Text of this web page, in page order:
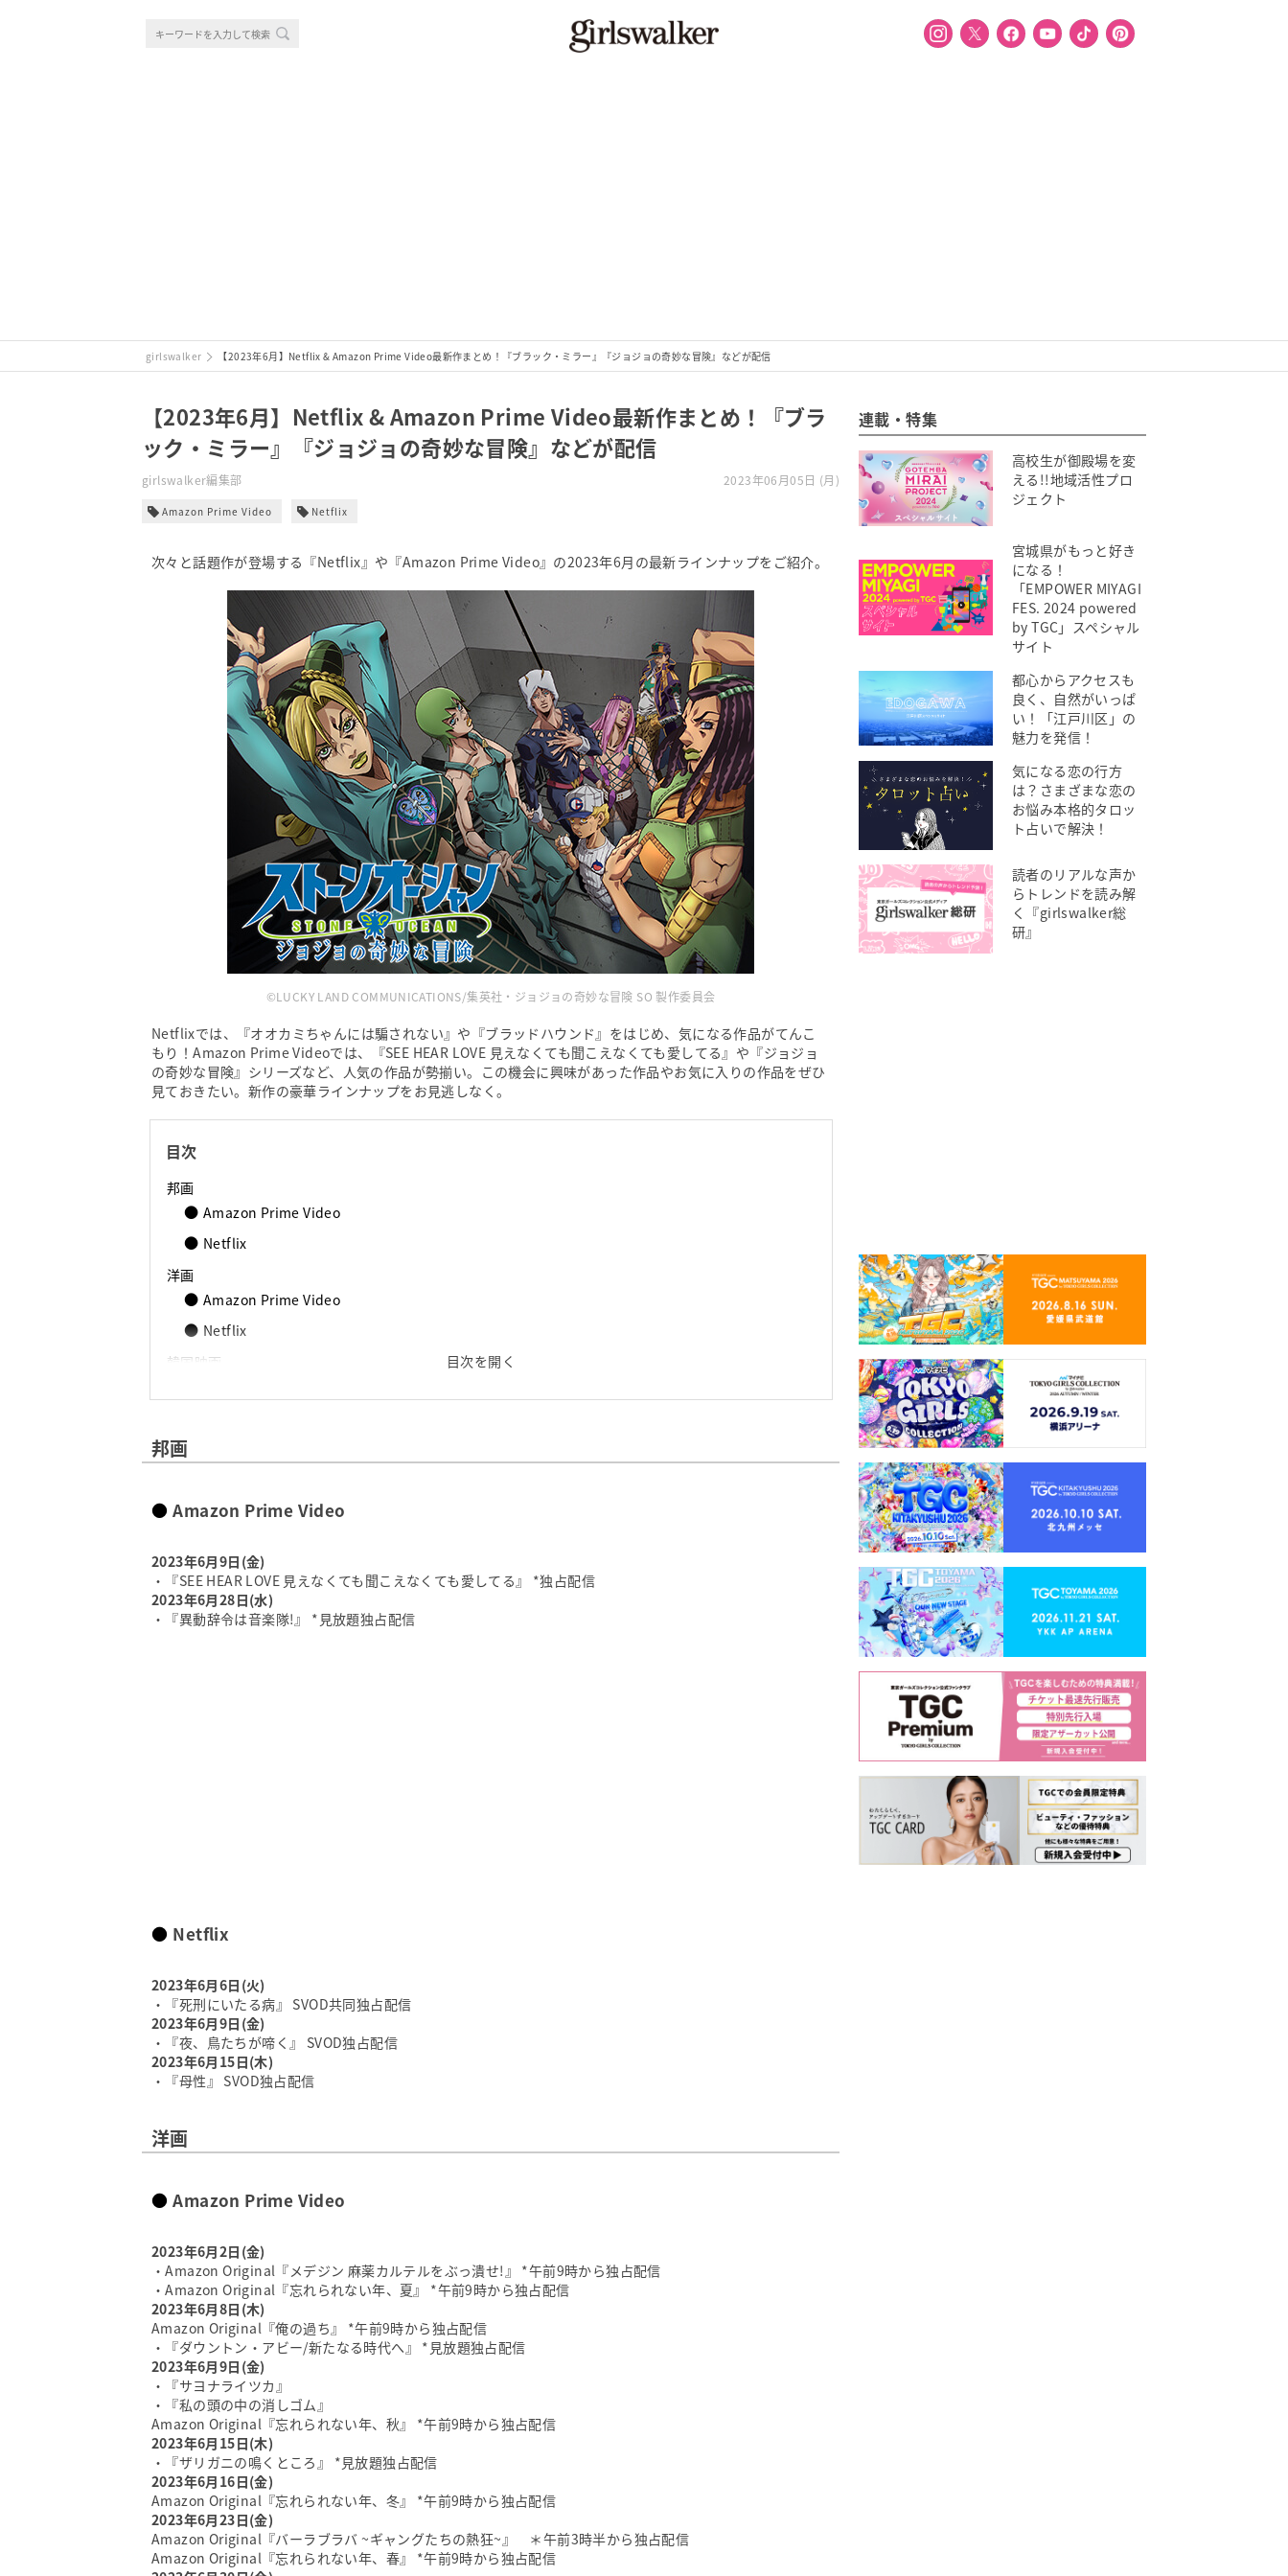
girlswalker 【2023年6月】Netflix & Amazon Prime Video最新作まとめ！『ブラック・ミラー』『ジョジョの奇妙な冒険』などが配信
【2023年6月】Netflix & Amazon Prime Video最新作まとめ！『ブラ
ック・ミラー』『ジョジョの奇妙な冒険』などが配信
girlswalker編集部 2023年06月05日 (月)
Amazon Prime Video Netflix
次々と話題作が登場する『Netflix』や『Amazon Prime Video』の2023年6月の最新ラインナップをご紹介。
©LUCKY LAND COMMUNICATIONS/集英社・ジョジョの奇妙な冒険 SO 製作委員会
Netflixでは、『オオカミちゃんには騙されない』や『ブラッドハウンド』をはじめ、気になる作品がてんこ
もり！Amazon Prime Videoでは、『SEE HEAR LOVE 見えなくても聞こえなくても愛してる』や『ジョジョ
の奇妙な冒険』シリーズなど、人気の作品が勢揃い。この機会に興味があった作品やお気に入りの作品をぜひ
見ておきたい。新作の豪華ラインナップをお見逃しなく。
目次
邦画
Amazon Prime Video
Netflix
洋画
Amazon Prime Video
Netflix
韓国映画
Amazon Prime Video
アニメ（日本）
Amazon Prime Video
Netflix
ドラマ（タイ）
バラエティー(日本)
Amazon Prime Video
Netflix
バラエティー(海外)
Amazon Prime Video
Amazon Prime Video
音楽(日本)
Amazon Prime Video
豪華ラインナップを楽しも！
目次を開く
邦画
Amazon Prime Video
2023年6月9日(金)
・『SEE HEAR LOVE 見えなくても聞こえなくても愛してる』 *独占配信
2023年6月28日(水)
・『異動辞令は音楽隊!』 *見放題独占配信
Netflix
2023年6月6日(火)
・『死刑にいたる病』 SVOD共同独占配信
2023年6月9日(金)
・『夜、鳥たちが啼く』 SVOD独占配信
2023年6月15日(木)
・『母性』 SVOD独占配信
洋画
Amazon Prime Video
2023年6月2日(金)
・Amazon Original『メデジン 麻薬カルテルをぶっ潰せ!』 *午前9時から独占配信
・Amazon Original『忘れられない年、夏』 *午前9時から独占配信
2023年6月8日(木)
Amazon Original『俺の過ち』 *午前9時から独占配信
・『ダウントン・アビー/新たなる時代へ』 *見放題独占配信
2023年6月9日(金)
・『サヨナライツカ』
・『私の頭の中の消しゴム』
Amazon Original『忘れられない年、秋』 *午前9時から独占配信
2023年6月15日(木)
・『ザリガニの鳴くところ』 *見放題独占配信
2023年6月16日(金)
Amazon Original『忘れられない年、冬』 *午前9時から独占配信
2023年6月23日(金)
Amazon Original『バーラブラバ ~ギャングたちの熱狂~』 ＊午前3時半から独占配信
Amazon Original『忘れられない年、春』 *午前9時から独占配信
連載・特集
高校生が御殿場を変
える!!地域活性プロ
ジェクト
宮城県がもっと好き
になる！
「EMPOWER MIYAGI
FES. 2024 powered
by TGC」スペシャル
サイト
都心からアクセスも
良く、自然がいっぱ
い！「江戸川区」の
魅力を発信！
気になる恋の行方
は？さまざまな恋の
お悩み本格的タロッ
ト占いで解決！
読者のリアルな声か
らトレンドを読み解
く『girlswalker総
研』